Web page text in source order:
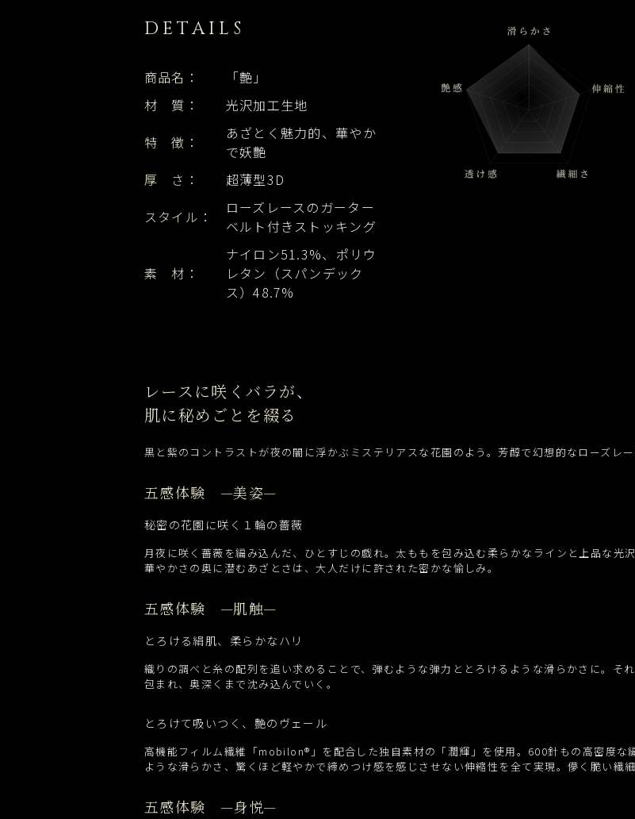
DETAILS
商品名：
「艶」
材 質：
光沢加工生地
特 徴：
あざとく魅力的、華やか
で妖艶
厚 さ：
超薄型3D
スタイル：
ローズレースのガーター
ベルト付きストッキング
素 材：
ナイロン51.3%、ポリウ
レタン（スパンデック
ス）48.7%
レースに咲くバラが、
肌に秘めごとを綴る
黒と紫のコントラストが夜の闇に浮かぶミステリアスな花園のよう。芳醇で幻想的なローズレ
五感体験 —美姿—
秘密の花園に咲く１輪の薔薇
月夜に咲く薔薇を編み込んだ、ひとすじの戯れ。太ももを包み込む柔らかなラインと上品な光
華やかさの奥に潜むあざとさは、大人だけに許された密かな愉しみ。
五感体験 —肌触—
とろける絹肌、柔らかなハリ
織りの調べと糸の配列を追い求めることで、弾むような弾力ととろけるような滑らかさに。そ
包まれ、奥深くまで沈み込んでいく。
とろけて吸いつく、艶のヴェール
高機能フィルム繊維「mobilon®︎」を配合した独自素材の「潤輝」を使用。600針もの高密度な
ような滑らかさ、驚くほど軽やかで締めつけ感を感じさせない伸縮性を全て実現。儚く脆い繊細
五感体験 —身悦—